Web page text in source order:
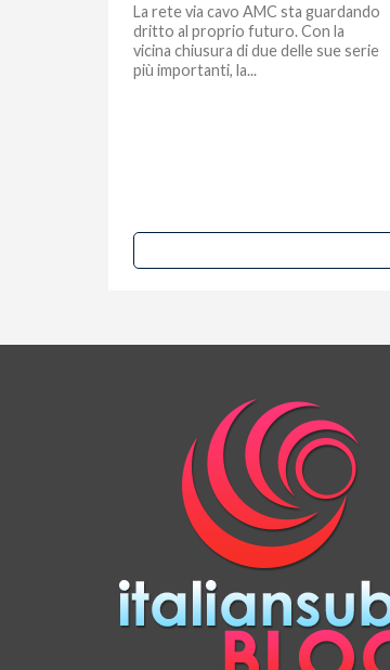
La rete via cavo AMC sta guardando
dritto al proprio futuro. Con la
vicina chiusura di due delle sue serie
più importanti, la...